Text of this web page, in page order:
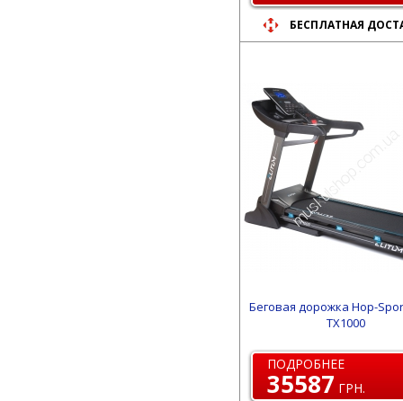
БЕСПЛАТНАЯ
Беговая дорожка Hop-
TX1000
ПОДРОБНЕЕ
35587 ГРН.